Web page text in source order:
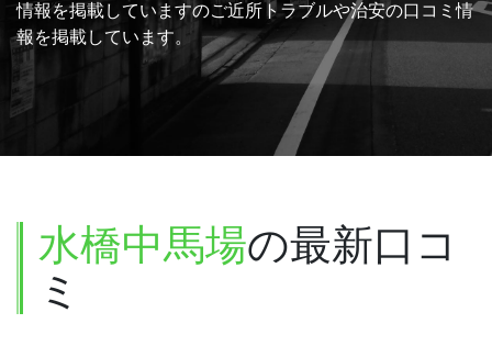
情報を掲載していますのご近所トラブルや治安の口コミ情
報を掲載しています。
水橋中馬場の最新口コ
ミ